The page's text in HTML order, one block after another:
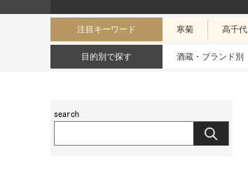
注目キーワード 寒菊 高千代
目的別で探す 酒蔵・ブランド別